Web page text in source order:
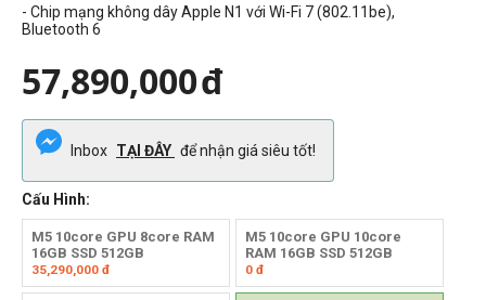
- Chip mạng không dây Apple N1 với Wi-Fi 7 (802.11be),
Bluetooth 6
57,890,000đ
Inbox TẠI ĐÂY để nhận giá siêu tốt!
Cấu Hình:
M5 10core GPU 8core RAM
16GB SSD 512GB
35,290,000 đ
M5 10core GPU 10core
RAM 16GB SSD 512GB
0đ